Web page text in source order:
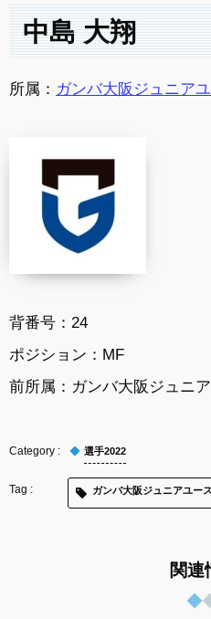
中島 大翔
所属： ガンバ大阪ジュニア
背番号：24
ポジション：MF
前所属：ガンバ大阪ジュニア
選手2022
ガンバ大阪ジュニアユース
関連